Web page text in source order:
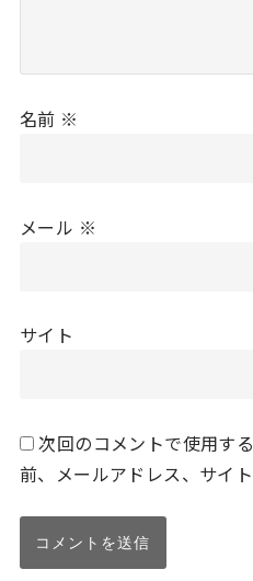
名前 ※
メール ※
サイト
次回のコメントで使用す
前、メールアドレス、サイト